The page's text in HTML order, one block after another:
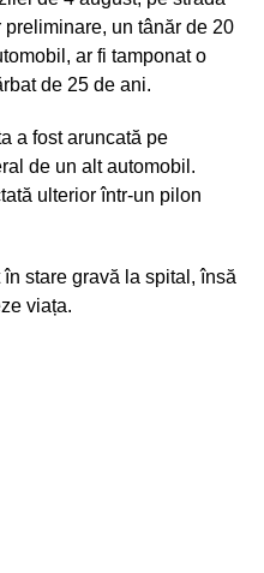
de Apel.
un tânăr de 20
ar fi tamponat o
de 25 de ani.
a fost aruncată pe
de un alt automobil.
ulterior într-un pilon
stare gravă la spital, însă
viața.